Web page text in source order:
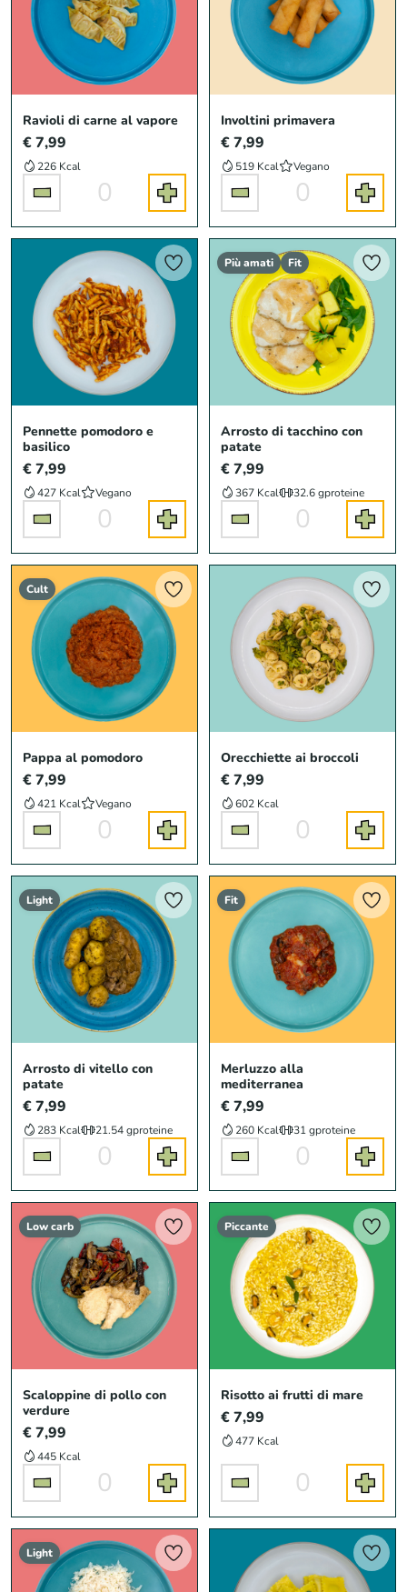
Ravioli di carne al vapore
€ 7,99
226 Kcal
0
Involtini primavera
€ 7,99
519 Kcal Vegano
0
Pennette pomodoro e
basilico
€ 7,99
427 Kcal Vegano
0
Più amati Fit
Arrosto di tacchino con
patate
€ 7,99
367 Kcal 32.6 gproteine
0
Cult
Pappa al pomodoro
€ 7,99
421 Kcal Vegano
0
Orecchiette ai broccoli
€ 7,99
602 Kcal
0
Light
Arrosto di vitello con
patate
€ 7,99
283 Kcal 21.54 gproteine
0
Fit
Merluzzo alla
mediterranea
€ 7,99
260 Kcal 31 gproteine
0
Low carb
Scaloppine di pollo con
verdure
€ 7,99
445 Kcal
0
Piccante
Risotto ai frutti di mare
€ 7,99
477 Kcal
0
Light